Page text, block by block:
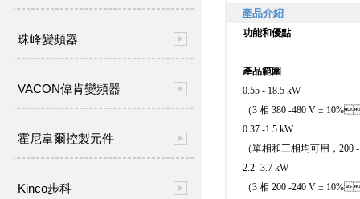
珠峰變頻器
VACON偉肯變頻器
霍尼韋爾控製元件
Kinco步科
產品介紹
功能和優點
產品範圍
0.55 - 18.5 kW
（3 相 380 -480 V ±
0.37 -1.5 kW
（單相和三相均可用，
2.2 -3.7 kW
（3 相 200 -240 V ±